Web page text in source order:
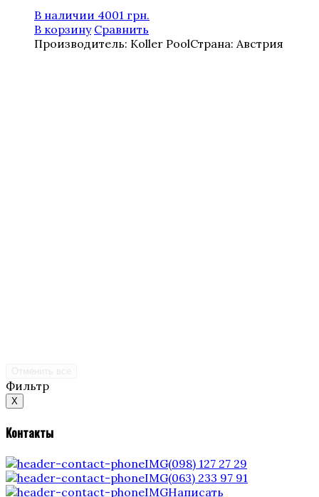
В наличии 4001 грн.
В корзину Сравнить
Производитель: Koller PoolСтрана: Австрия
Фильтр
X
Контакты
(098) 127 27 29
(063) 233 97 91
Написать